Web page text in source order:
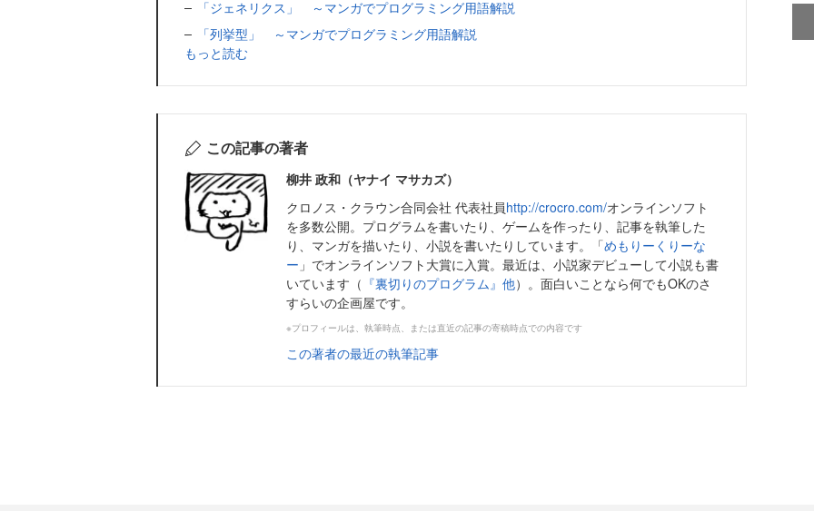
「ジェネリクス」 ～マンガでプログラミング用語解説
「列挙型」 ～マンガでプログラミング用語解説
もっと読む
この記事の著者
柳井 政和（ヤナイ マサカズ）
クロノス・クラウン合同会社 代表社員http://crocro.com/オンラインソフト
を多数公開。プログラムを書いたり、ゲームを作ったり、記事を執筆した
り、マンガを描いたり、小説を書いたりしています。「めもりーくりーな
ー 」でオンラインソフト大賞に入賞。最近は、小説家デビューして小説も書
いています（ 『裏切りのプログラム』他）。面白いことなら何でもOKのさ
すらいの企画屋です。
※プロフィールは、執筆時点、または直近の記事の寄稿時点での内容です
この著者の最近の執筆記事